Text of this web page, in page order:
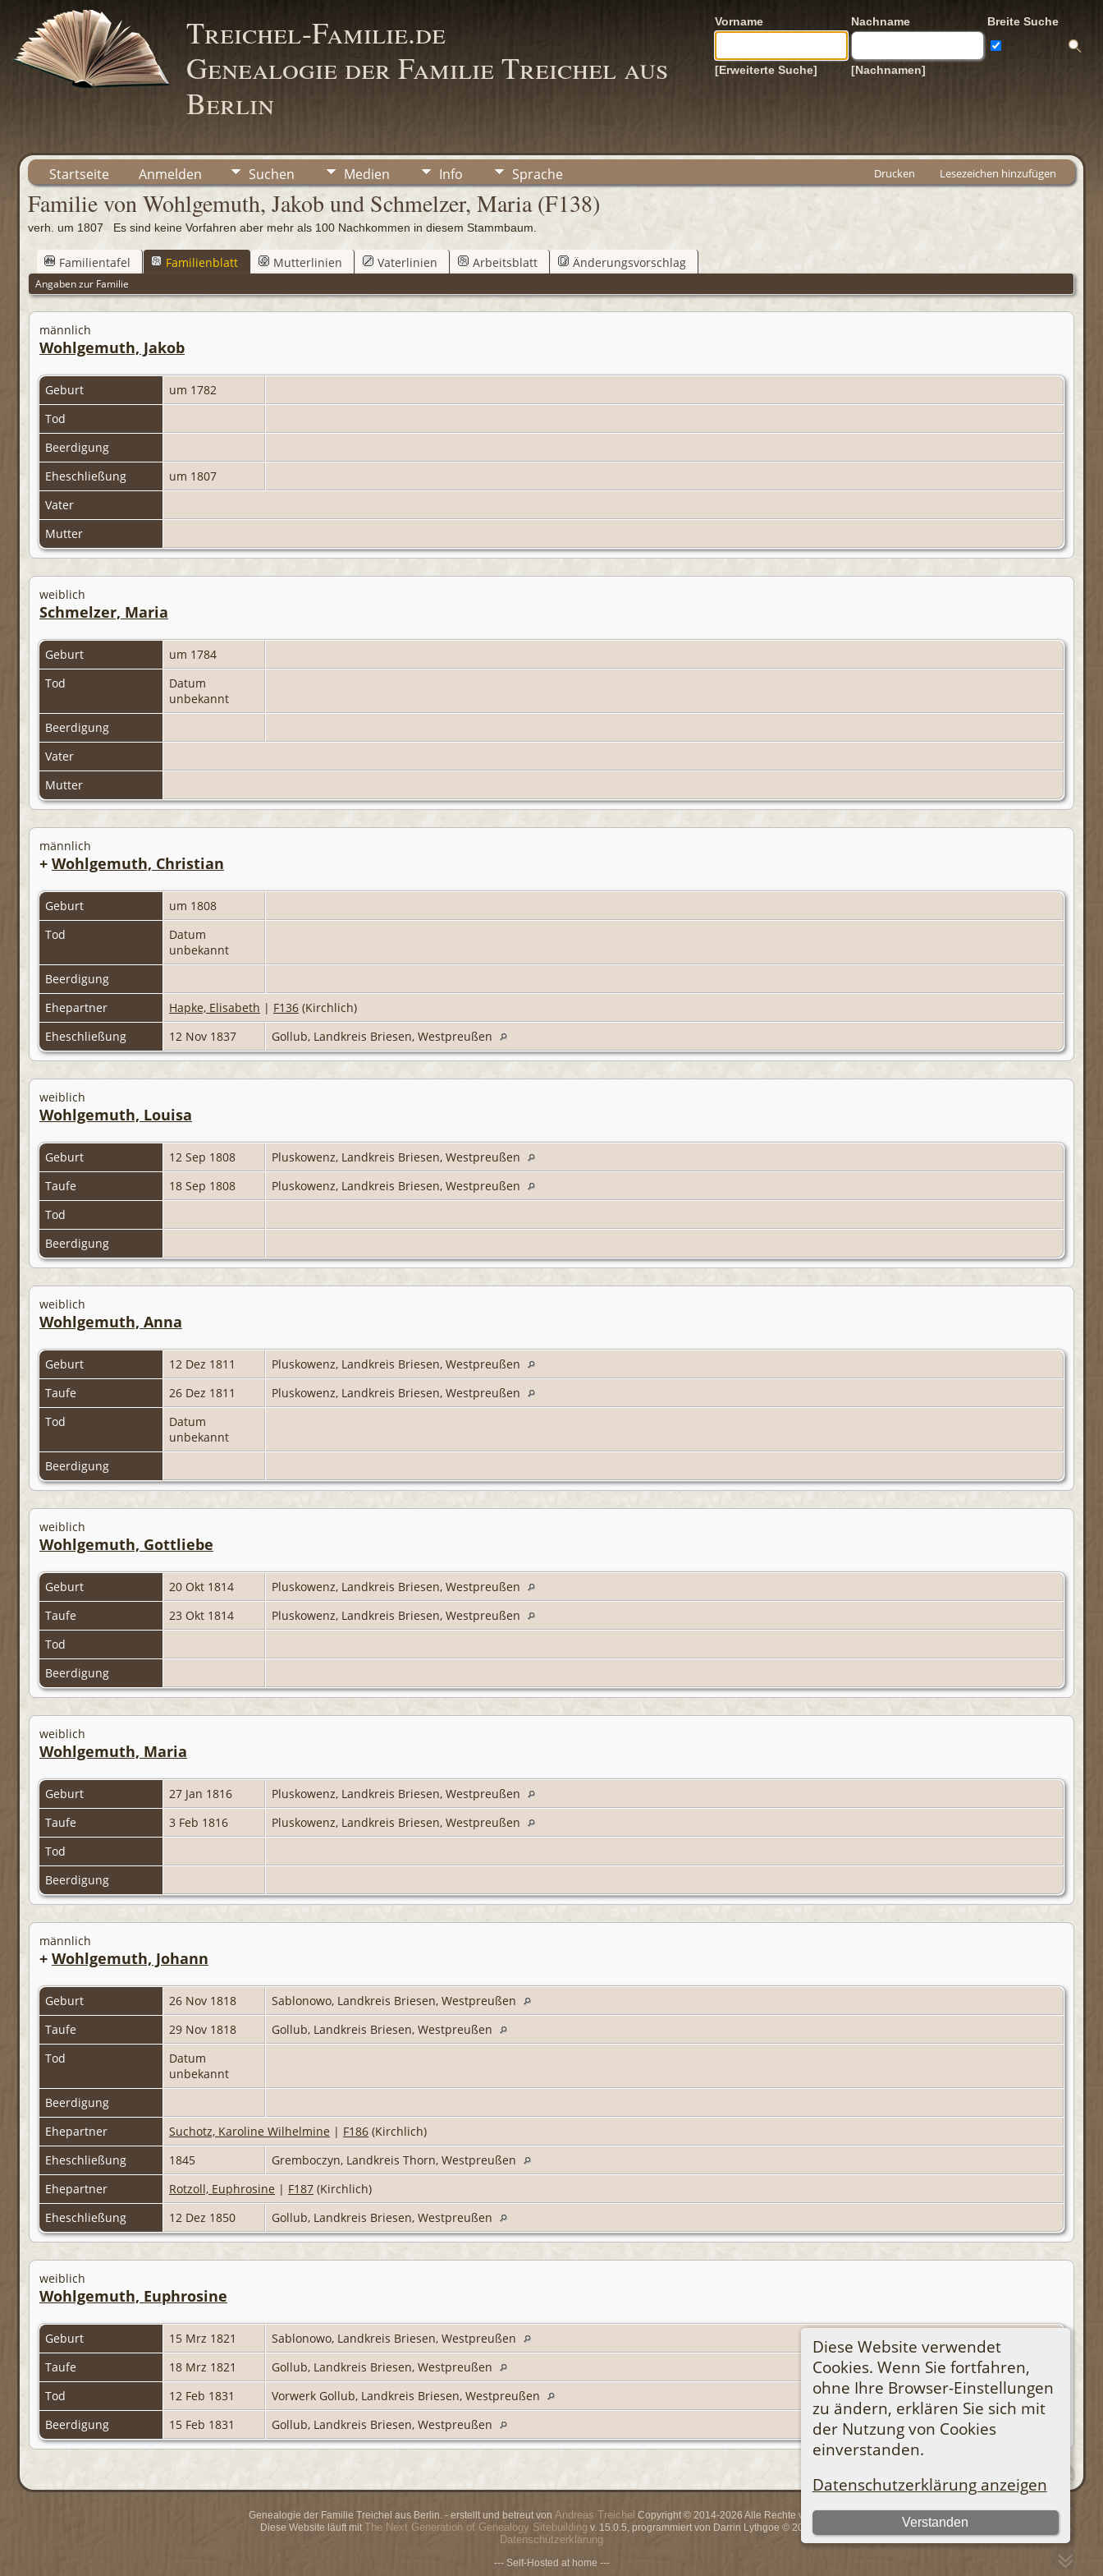
Treichel-Familie.de
Genealogie der Familie Treichel aus
Berlin
Vorname Nachname Breite Suche
[Erweiterte Suche] [Nachnamen]
Startseite Anmelden Suchen Medien Info Sprache Drucken Lesezeichen hinzufügen
Diese Website verwendet
Cookies. Wenn Sie fortfahren,
ohne Ihre Browser-Einstellungen
zu ändern, erklären Sie sich mit
der Nutzung von Cookies
einverstanden.
Datenschutzerklärung anzeigen
Verstanden
Familie von Wohlgemuth, Jakob und Schmelzer, Maria (F138)
verh. um 1807 Es sind keine Vorfahren aber mehr als 100 Nachkommen in diesem Stammbaum.
Familientafel Familienblatt Mutterlinien Vaterlinien Arbeitsblatt Änderungsvorschlag
Angaben zur Familie
männlich
Wohlgemuth, Jakob
Geburt
um 1782
Tod
Beerdigung
Eheschließung
um 1807
Vater
Mutter
weiblich
Schmelzer, Maria
Geburt
um 1784
Tod
Datum
unbekannt
Beerdigung
Vater
Mutter
männlich
+ Wohlgemuth, Christian
Geburt
um 1808
Tod
Datum
unbekannt
Beerdigung
Ehepartner
Hapke, Elisabeth | F136 (Kirchlich)
Eheschließung
12 Nov 1837 Gollub, Landkreis Briesen, Westpreußen
weiblich
Wohlgemuth, Louisa
Geburt 12 Sep 1808
Pluskowenz, Landkreis Briesen, Westpreußen
Taufe
18 Sep 1808
Pluskowenz, Landkreis Briesen, Westpreußen
Tod
Beerdigung
weiblich
Wohlgemuth, Anna
Geburt 12 Dez 1811
Pluskowenz, Landkreis Briesen, Westpreußen
Taufe
26 Dez 1811
Pluskowenz, Landkreis Briesen, Westpreußen
Tod
Datum
unbekannt
Beerdigung
weiblich
Wohlgemuth, Gottliebe
Geburt 20 Okt 1814
Pluskowenz, Landkreis Briesen, Westpreußen
Taufe
23 Okt 1814
Pluskowenz, Landkreis Briesen, Westpreußen
Tod
Beerdigung
weiblich
Wohlgemuth, Maria
Geburt 27 Jan 1816
Pluskowenz, Landkreis Briesen, Westpreußen
Taufe
3 Feb 1816
Pluskowenz, Landkreis Briesen, Westpreußen
Tod
Beerdigung
männlich
+ Wohlgemuth, Johann
Geburt 26 Nov 1818
Sablonowo, Landkreis Briesen, Westpreußen
Taufe
29 Nov 1818
Gollub, Landkreis Briesen, Westpreußen
Tod
Datum
unbekannt
Beerdigung
Ehepartner
Suchotz, Karoline Wilhelmine | F186 (Kirchlich)
Eheschließung
1845
Gremboczyn, Landkreis Thorn, Westpreußen
Ehepartner
Rotzoll, Euphrosine | F187 (Kirchlich)
Eheschließung
12 Dez 1850 Gollub, Landkreis Briesen, Westpreußen
weiblich
Wohlgemuth, Euphrosine
Geburt 15 Mrz 1821
Sablonowo, Landkreis Briesen, Westpreußen
Taufe
18 Mrz 1821
Gollub, Landkreis Briesen, Westpreußen
Tod
12 Feb 1831
Vorwerk Gollub, Landkreis Briesen, Westpreußen
Beerdigung
15 Feb 1831 Gollub, Landkreis Briesen, Westpreußen
Genealogie der Familie Treichel aus Berlin. - erstellt und betreut von Andreas Treichel Copyright © 2014-2026 Alle Rechte vorbehalten.
Diese Website läuft mitThe Next Generation of Genealogy Sitebuilding v. 15.0.5, programmiert von Darrin Lythgoe © 2001-2026.
Datenschutzerklärung
--- Self-Hosted at home ---